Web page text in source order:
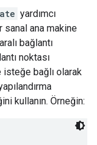
yardımcı
sanal ana makine
bağlantı
noktası
bağlı olarak
kullanın. Örneğin: